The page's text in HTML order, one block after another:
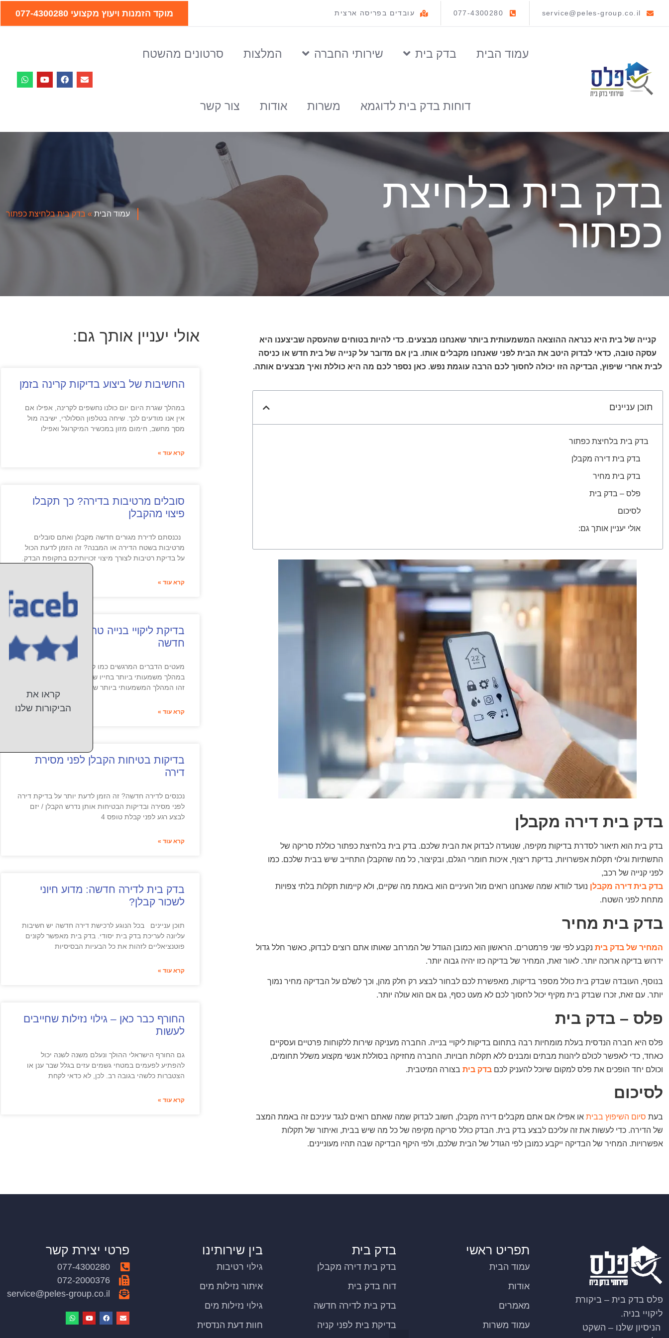
service@peles-group.co.il
077-4300280 עובדים בפריסה ארצית מוקד הזמנות ויעוץ מקצועי 077-4300280
עמוד הבית בדק בית שירותי החברה המלצות סרטונים מהשטח
דוחות בדק בית לדוגמא משרות אודות צור קשר
בדק בית בלחיצת
כפתור
עמוד הבית » בדק בית בלחיצת כפתור
קנייה של בית היא כנראה ההוצאה המשמעותית ביותר שאנחנו מבצעים. כדי להיות בטוחים שהעסקה שביצענו היא
עסקה טובה, כדאי לבדוק היטב את הבית לפני שאנחנו מקבלים אותו. בין אם מדובר על קנייה של בית חדש או כניסה
לבית אחרי שיפוץ, הבדיקה הזו יכולה לחסוך לכם הרבה עוגמת נפש. כאן נספר לכם מה היא כוללת ואיך מבצעים אותה.
תוכן עניינים
בדק בית בלחיצת כפתור
בדק בית דירה מקבלן
בדק בית מחיר
פלס – בדק בית
לסיכום
אולי יעניין אותך גם:
בדק בית דירה מקבלן
בדק בית הוא תיאור לסדרת בדיקות מקיפה, שנועדה לבדוק את הבית שלכם. בדק בית בלחיצת כפתור כוללת סריקה של
התשתיות וגילוי תקלות אפשרויות, בדיקת ריצוף, איכות חומרי הגלם, ובקיצור, כל מה שהקבלן התחייב שיש בבית שלכם. כמו
לפני קנייה של רכב,
בדק בית דירה מקבלן נועד לוודא שמה שאנחנו רואים מול העיניים הוא באמת מה שקיים, ולא קיימות תקלות בלתי צפויות
מתחת לפני השטח.
בדק בית מחיר
המחיר של בדק בית נקבע לפי שני פרמטרים. הראשון הוא כמובן הגודל של המרחב שאותו אתם רוצים לבדוק, כאשר חלל גדול
ידרוש בדיקה ארוכה יותר. לאור זאת, המחיר של בדיקה כזו יהיה גבוה יותר.
בנוסף, העובדה שבדק בית כולל מספר בדיקות, מאפשרת לכם לבחור לבצע רק חלק מהן, וכך לשלם על הבדיקה מחיר נמוך
יותר. עם זאת, זכרו שבדק בית מקיף יכול לחסוך לכם לא מעט כסף, גם אם הוא עולה יותר.
פלס – בדק בית
פלס היא חברה הנדסית בעלת מומחיות רבה בתחום בדיקות ליקויי בנייה. החברה מעניקה שירות ללקוחות פרטיים ועסקיים
כאחד, כדי לאפשר לכולם ליהנות מבתים ומבנים ללא תקלות חבויות. החברה מחזיקה בסוללת אנשי מקצוע משלל תחומים,
וכולם יחד הופכים את פלס למקום שיוכל להעניק לכם בדק בית בצורה המיטבית.
לסיכום
בעת סיום השיפוץ בבית או אפילו אם אתם מקבלים דירה מקבלן, חשוב לבדוק שמה שאתם רואים לנגד עיניכם זה באמת המצב
של הדירה. כדי לעשות את זה עליכם לבצע בדק בית. הבדק כולל סריקה מקיפה של כל מה שיש בבית, ואיתור של תקלות
אפשרויות. המחיר של הבדיקה ייקבע כמובן לפי הגודל של הבית שלכם, ולפי היקף הבדיקה שבה תהיו מעוניינים.
אולי יעניין אותך גם:
החשיבות של ביצוע בדיקות קרינה בזמן
במהלך שגרת היום יום כולנו נחשפים לקרינה, אפילו אם
אין אנו מודעים לכך. שיחה בטלפון הסלולרי, ישיבה מול
מסך מחשב, חימום מזון במכשיר המיקרוגל ואפילו
קרא עוד »
סובלים מרטיבות בדירה? כך תקבלו
פיצוי מהקבלן
נכנסתם לדירת מגורים חדשה מקבלן ואתם סובלים
מרטיבות בשטח הדירה או המבנה? זה הזמן לדעת הכול
על בדיקת רטיבות לצורך מיצוי זכויותיכם בתקופת הבדק.
קרא עוד »
בדיקת ליקויי בנייה טרם קניית דירה
חדשה
מעטים הדברים המרגשים כמו קניית דירה חדשה. מדובר
במהלך משמעותי ביותר בחייו של כל אדם ויש שיגידו כי
זהו המהלך המשמעותי ביותר שיש ועל כך
קרא עוד »
בדיקות בטיחות הקבלן לפני מסירת
דירה
נכנסים לדירה חדשה? זה הזמן לדעת יותר על בדיקת דירה
לפני מסירה ובדיקות הבטיחות אותן נדרש הקבלן / יזם
לבצע רגע לפני קבלת טופס 4
קרא עוד »
בדק בית לדירה חדשה: מדוע חיוני
לשכור קבלן?
תוכן עניינים בכל הנוגע לרכישת דירה חדשה יש חשיבות
עליונה לעריכת בדק בית יסודי. בדק בית מאפשר לקונים
פוטנציאליים לזהות את כל הבעיות הבסיסיות
קרא עוד »
החורף כבר כאן – גילוי נזילות שחייבים
לעשות
גם החורף הישראלי ההולך ונעלם משנה לשנה יכול
להפתיע לפעמים במטחי גשמים עזים בגלל שבר ענן או
הצטברות כלשהי בגובה רב. לכן, לא כדאי לקחת
קרא עוד »
פלס בדק בית – ביקורת
ליקויי בניה.
הניסיון שלנו – השקט
תפריט ראשי
עמוד הבית
אודות
מאמרים
עמוד משרות
בדק בית
בדק בית דירה מקבלן
דוח בדק בית
בדק בית לדירה חדשה
בדיקת בית לפני קניה
בין שירותינו
גילוי רטיבות
איתור נזילות מים
גילוי נזילות מים
חוות דעת הנדסית
פרטי יצירת קשר
077-4300280
072-2000376
service@peles-group.co.il
קראו את
הביקורות שלנו